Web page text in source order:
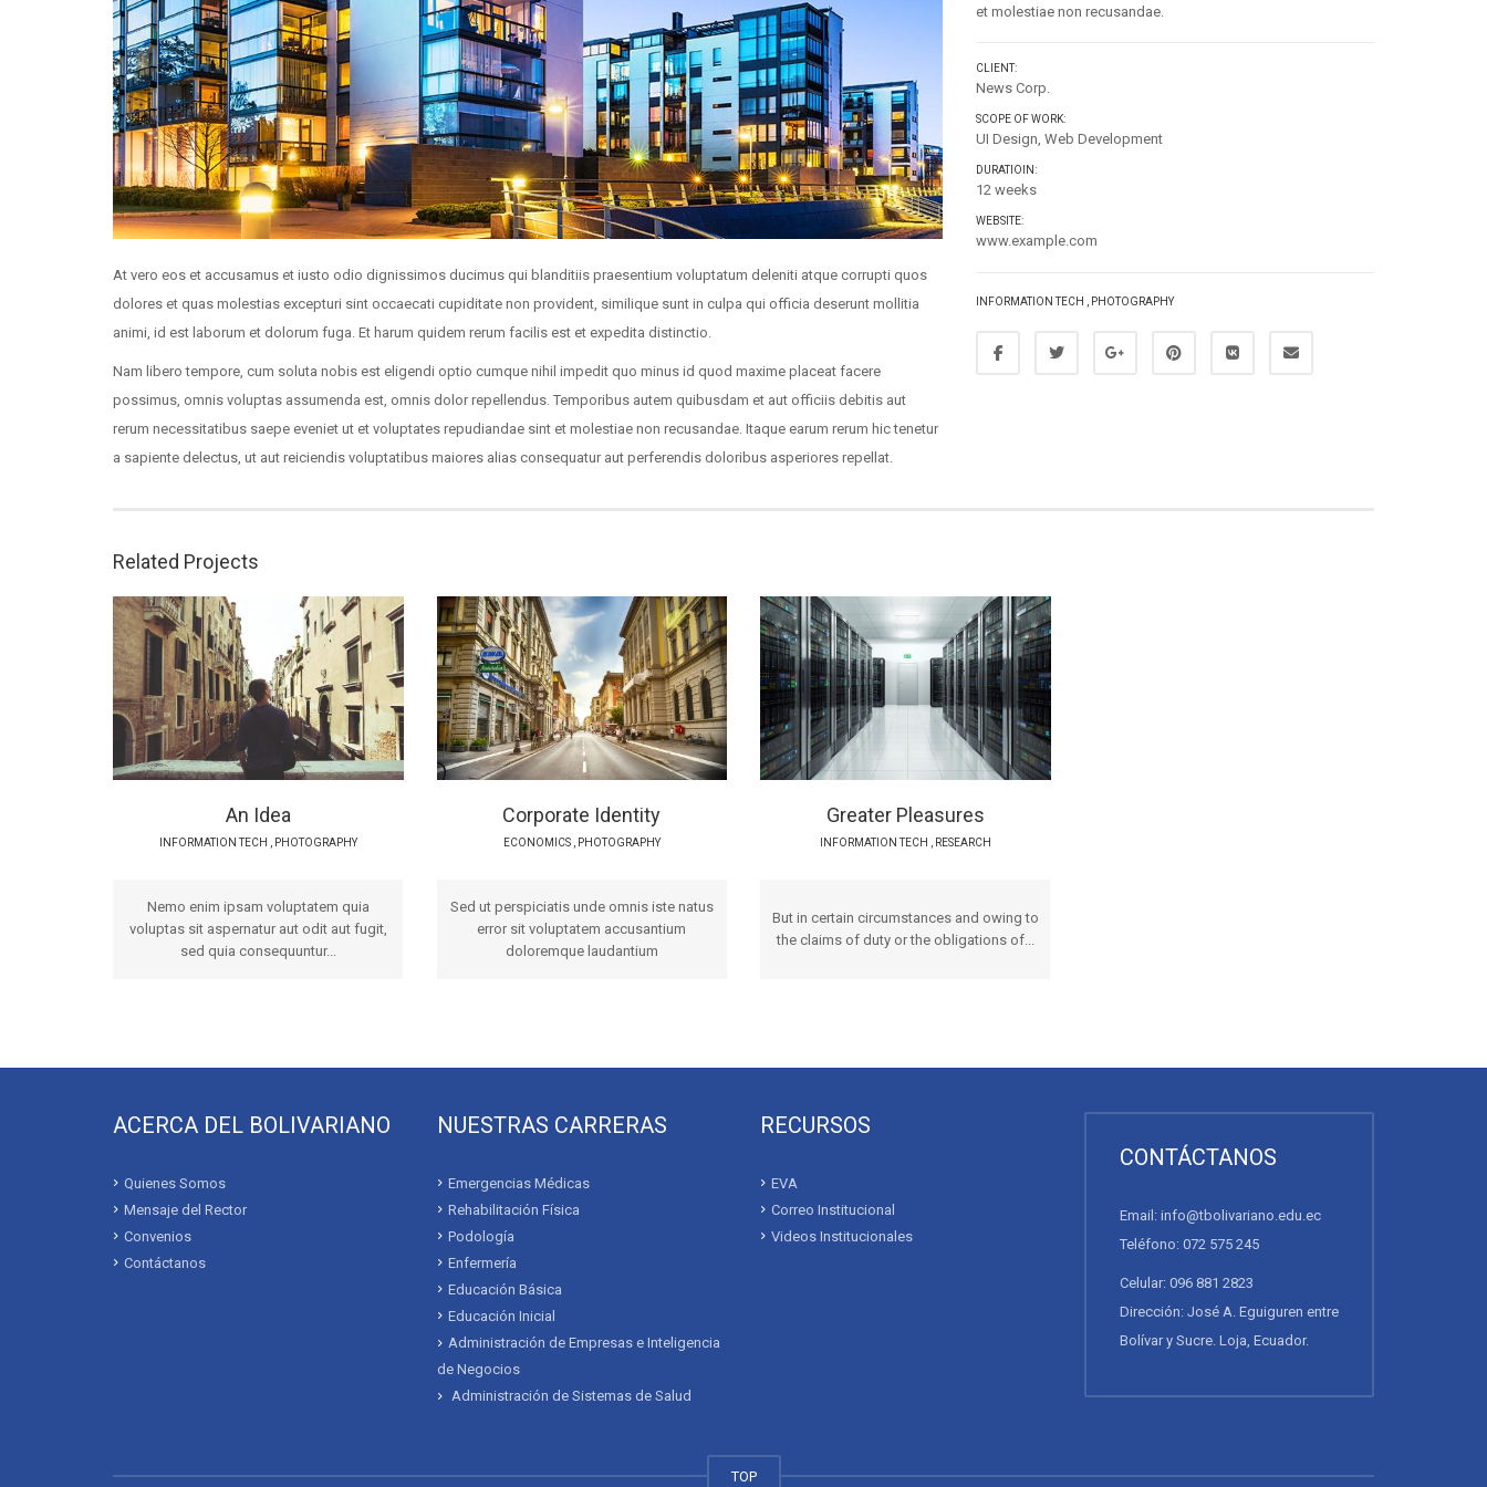
At vero eos et accusamus et iusto odio dignissimos ducimus qui blanditiis praesentium voluptatum deleniti atque corrupti quos
dolores et quas molestias excepturi sint occaecati cupiditate non provident, similique sunt in culpa qui officia deserunt mollitia
animi, id est laborum et dolorum fuga. Et harum quidem rerum facilis est et expedita distinctio.
Nam libero tempore, cum soluta nobis est eligendi optio cumque nihil impedit quo minus id quod maxime placeat facere
possimus, omnis voluptas assumenda est, omnis dolor repellendus. Temporibus autem quibusdam et aut officiis debitis aut
rerum necessitatibus saepe eveniet ut et voluptates repudiandae sint et molestiae non recusandae. Itaque earum rerum hic tenetur
a sapiente delectus, ut aut reiciendis voluptatibus maiores alias consequatur aut perferendis doloribus asperiores repellat.
et molestiae non recusandae.
CLIENT:
News Corp.
SCOPE OF WORK:
UI Design, Web Development
DURATIOIN:
12 weeks
WEBSITE:
www.example.com
INFORMATION TECH PHOTOGRAPHY
Related Projects
An Idea
INFORMATION TECH PHOTOGRAPHY
Nemo enim ipsam voluptatem quia
voluptas sit aspernatur aut odit aut fugit,
sed quia consequuntur...
Corporate Identity
ECONOMICS, PHOTOGRAPHY
Sed ut perspiciatis unde omnis iste natus
error sit voluptatem accusantium
doloremque laudantium
Greater Pleasures
INFORMATION TECH RESEARCH
But in certain circumstances and owing to
the claims of duty or the obligations of...
ACERCA DEL BOLIVARIANO
Quienes Somos
Mensaje del Rector
Convenios
Contáctanos
NUESTRAS CARRERAS
Emergencias Médicas
Rehabilitación Física
Podología
Enfermería
Educación Básica
Educación Inicial
Administración de Empresas e Inteligencia
de Negocios
Administración de Sistemas de Salud
RECURSOS
EVA
Correo Institucional
Videos Institucionales
CONTÁCTANOS
Email: info@tbolivariano.edu.ec
Teléfono: 072 575 245
Celular: 096 881 2823
Dirección: José A. Eguiguren entre
Bolívar y Sucre. Loja, Ecuador.
TOP